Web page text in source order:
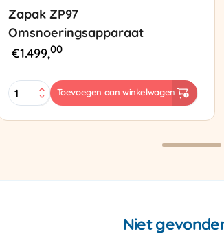
Zapak ZP97
Omsnoeringsapparaat
€1.499,00
Zapak
ZP97
Toevoegen aan winkelwagen
Niet